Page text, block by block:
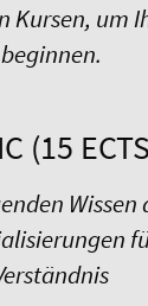
Kursen, um
beginnen.
(15